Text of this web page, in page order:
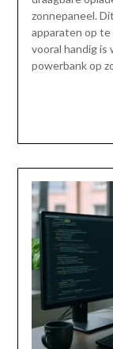
zonnepaneel.
apparaten op te
vooral handig
powerbank op